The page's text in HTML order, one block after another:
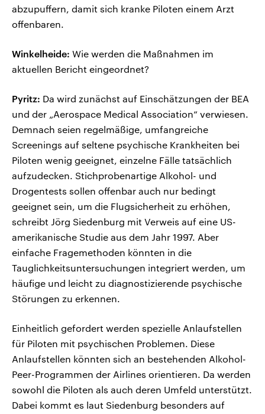
abzupuffern, damit sich kranke Piloten einem Arzt
offenbaren.
Winkelheide: Wie werden die Maßnahmen im
aktuellen Bericht eingeordnet?
Pyritz: Da wird zunächst auf Einschätzungen der BEA
und der „Aerospace Medical Association“ verwiesen.
Demnach seien regelmäßige, umfangreiche
Screenings auf seltene psychische Krankheiten bei
Piloten wenig geeignet, einzelne Fälle tatsächlich
aufzudecken. Stichprobenartige Alkohol- und
Drogentests sollen offenbar auch nur bedingt
geeignet sein, um die Flugsicherheit zu erhöhen,
schreibt Jörg Siedenburg mit Verweis auf eine US-
amerikanische Studie aus dem Jahr 1997. Aber
einfache Fragemethoden könnten in die
Tauglichkeitsuntersuchungen integriert werden, um
häufige und leicht zu diagnostizierende psychische
Störungen zu erkennen.
Einheitlich gefordert werden spezielle Anlaufstellen
für Piloten mit psychischen Problemen. Diese
Anlaufstellen könnten sich an bestehenden Alkohol-
Peer-Programmen der Airlines orientieren. Da werden
sowohl die Piloten als auch deren Umfeld unterstützt.
Dabei kommt es laut Siedenburg besonders auf